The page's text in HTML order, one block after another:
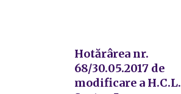
Hotărârea nr.
68/30.05.2017 de
modificare a H.C.L.